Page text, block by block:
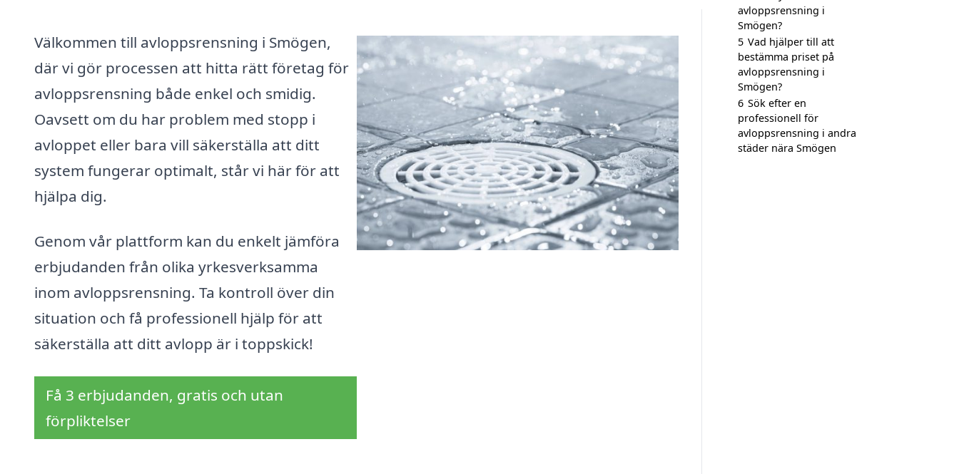
Välkommen till avloppsrensning i Smögen,
där vi gör processen att hitta rätt företag för
avloppsrensning både enkel och smidig.
Oavsett om du har problem med stopp i
avloppet eller bara vill säkerställa att ditt
system fungerar optimalt, står vi här för att
hjälpa dig.
Genom vår plattform kan du enkelt jämföra
erbjudanden från olika yrkesverksamma
inom avloppsrensning. Ta kontroll över din
situation och få professionell hjälp för att
säkerställa att ditt avlopp är i toppskick!
Få 3 erbjudanden, gratis och utan
förpliktelser
avloppsrensning i
Smögen?
5 Vad hjälper till att
bestämma priset på
avloppsrensning i
Smögen?
6 Sök efter en
professionell för
avloppsrensning i andra
städer nära Smögen